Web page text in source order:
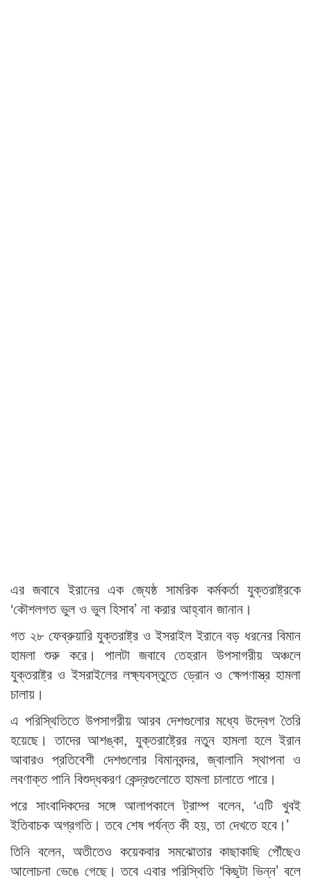
এর জবাবে ইরানের এক জ্যেষ্ঠ সামরিক কর্মকর্তা যুক্তরাষ্ট্রকে
‘কৌশলগত ভুল ও ভুল হিসাব’ না করার আহ্বান জানান।
গত ২৮ ফেব্রুয়ারি যুক্তরাষ্ট্র ও ইসরাইল ইরানে বড় ধরনের বিমান
হামলা শুরু করে। পালটা জবাবে তেহরান উপসাগরীয় অঞ্চলে
যুক্তরাষ্ট্র ও ইসরাইলের লক্ষ্যবস্তুতে ড্রোন ও ক্ষেপণাস্ত্র হামলা
চালায়।
এ পরিস্থিতিতে উপসাগরীয় আরব দেশগুলোর মধ্যে উদ্বেগ তৈরি
হয়েছে। তাদের আশঙ্কা, যুক্তরাষ্ট্রের নতুন হামলা হলে ইরান
আবারও প্রতিবেশী দেশগুলোর বিমানবন্দর, জ্বালানি স্থাপনা ও
লবণাক্ত পানি বিশুদ্ধকরণ কেন্দ্রগুলোতে হামলা চালাতে পারে।
পরে সাংবাদিকদের সঙ্গে আলাপকালে ট্রাম্প বলেন, ‘এটি খুবই
ইতিবাচক অগ্রগতি। তবে শেষ পর্যন্ত কী হয়, তা দেখতে হবে।’
তিনি বলেন, অতীতেও কয়েকবার সমঝোতার কাছাকাছি পৌঁছেও
আলোচনা ভেঙে গেছে। তবে এবার পরিস্থিতি ‘কিছুটা ভিন্ন’ বলে